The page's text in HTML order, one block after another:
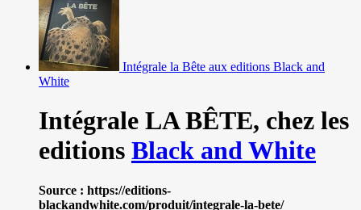
Intégrale la Bête aux editions Black and
White
Intégrale LA BÊTE, chez les
editions Black and White
Source : https://editions-
blackandwhite.com/produit/integrale-la-bete/